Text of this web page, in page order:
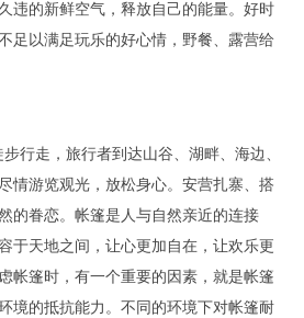
违的新鲜空气，释放自己的能量。好时
足以满足玩乐的好心情，野餐、露营给
行走，旅行者到达山谷、湖畔、海边、
情游览观光，放松身心。安营扎寨、搭
的眷恋。帐篷是人与自然亲近的连接
于天地之间，让心更加自在，让欢乐更
帐篷时，有一个重要的因素，就是帐篷
境的抵抗能力。不同的环境下对帐篷耐